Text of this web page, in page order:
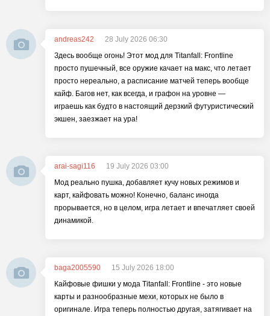
andreas242
28 July 2026 06:30
Здесь вообще огонь! Этот мод для Titanfall: Frontline
просто пушечный, все оружие качает на макс, что летает
просто нереально, а расписание матчей теперь вообще
кайф. Багов нет, как всегда, и графон на уровне —
играешь как будто в настоящий дерзкий футуристический
экшен, заезжает на ура!
arai-sagi116
19 July 2026 03:00
Мод реально пушка, добавляет кучу новых режимов и
карт, кайфовать можно! Конечно, баланс иногда
прорывается, но в целом, игра летает и впечатляет своей
динамикой.
baga2005590
15 July 2026 18:00
Кайфовые фишки у мода Titanfall: Frontline - это новые
карты и разнообразные мехи, которых не было в
оригинале. Игра теперь полностью другая, затягивает на